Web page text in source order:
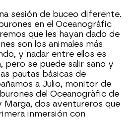
sesión de buceo diferente.
en el Oceanogràfic
que les hayan dado de
son los animales más
y nadar entre ellos es
pero se puede salir sano y
pautas básicas de
a Julio, monitor de
del Oceanogràfic de
Marga, dos aventureros que
inmersión con